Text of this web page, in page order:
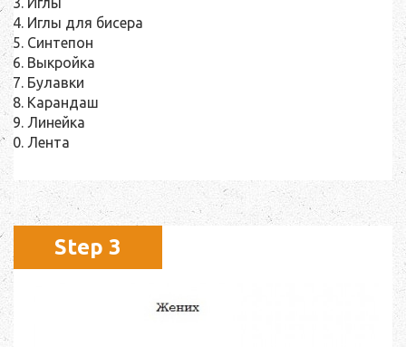
Иглы для бисера
Синтепон
Выкройка
Булавки
Карандаш
Линейка
Лента
Step 3